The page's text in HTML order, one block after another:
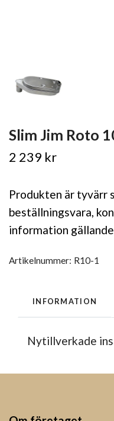
Slim Jim Roto
2 239 kr
Produkten är tyvärr
beställningsvara,
information
Artikelnummer: R10-1
INFORMATION
Nytillverkade